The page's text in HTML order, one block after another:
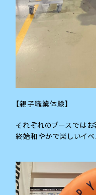
【親子職業体験】
それぞれのブースでは
終始和やかで楽しいイ